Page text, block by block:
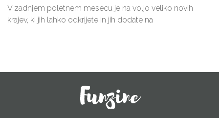
V zadnjem poletnem mesecu je na voljo veliko novih
krajev, ki jih lahko odkrijete in jih dodate na